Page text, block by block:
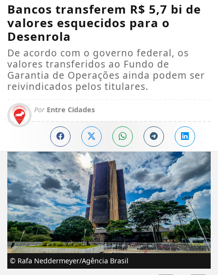
Bancos transferem R$ 5,7 bi de
valores esquecidos para o
Desenrola
De acordo com o governo federal, os
valores transferidos ao Fundo de
Garantia de Operações ainda podem ser
reivindicados pelos titulares.
Por Entre Cidades
© Rafa Neddermeyer/Agência Brasil